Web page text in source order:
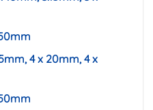
4 x 20mm, 4 x